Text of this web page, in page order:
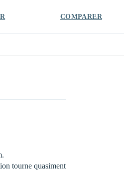
COMPARER
tourne quasiment